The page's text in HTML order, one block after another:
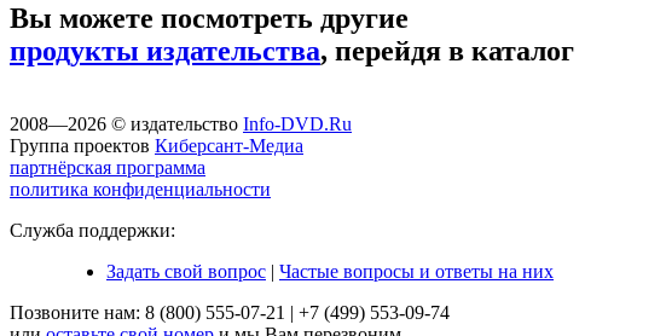
Вы можете посмотреть другие
продукты издательства, перейдя в каталог
2008—2026 © издательство Info-DVD.Ru
Группа проектов Киберсант-Медиа
партнёрская программа
политика конфиденциальности
Служба поддержки:
Задать свой вопрос | Частые вопросы и ответы на них
Позвоните нам: 8 (800) 555-07-21 | +7 (499) 553-09-74